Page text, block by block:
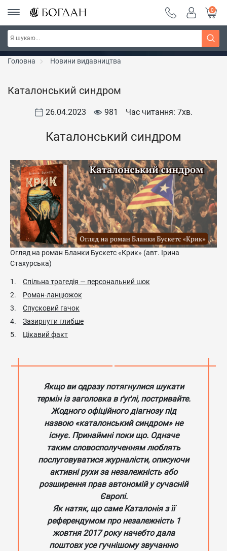
Серія "Чейзіана" ~ знижка 20%
0
Головна Новини видавництва
Каталонський синдром
26.04.2023 981 Час читання: 7хв.
Каталонський синдром
Огляд на роман Бланки Бускетс «Крик» (авт. Ірина
Стахурська)
Спільна трагедія — персональний шок
Роман-ланцюжок
Спусковий гачок
Зазирнути глибше
Цікавий факт
Якщо ви одразу потягнулися шукати
термін із заголовка в ґуґлі, постривайте.
Жодного офіційного діагнозу під
назвою «каталонський синдром» не
існує. Принаймні поки що. Одначе
таким словосполученням люблять
послуговуватися журналісти, описуючи
активні рухи за незалежність або
розширення прав автономій у сучасній
Європі.
Як натяк, що саме Каталонія з її
референдумом про незалежність 1
жовтня 2017 року начебто дала
поштовх усе гучнішому звучанню